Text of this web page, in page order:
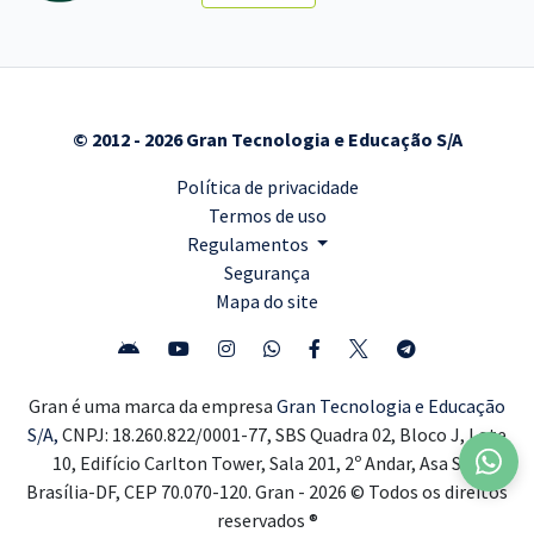
© 2012 - 2026 Gran Tecnologia e Educação S/A
Política de privacidade
Termos de uso
Regulamentos
Segurança
Mapa do site
Gran é uma marca da empresa Gran Tecnologia e Educação
S/A, CNPJ: 18.260.822/0001-77, SBS Quadra 02, Bloco J, Lote
10, Edifício Carlton Tower, Sala 201, 2º Andar, Asa Sul,
Brasília-DF, CEP 70.070-120. Gran - 2026 © Todos os direitos
reservados ®